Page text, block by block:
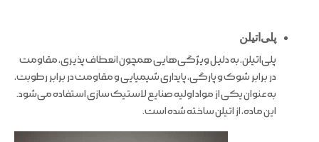
پلی‌اتیلن
پلی‌اتیلن، به دلیل ویژگی‌هایی همچون انعطاف پذیری، مقاومت
در برابر شوک و پارگی، پایداری شیمیایی و مقاومت در برابر رطوبت،
به عنوان یکی از مواد اولیه صنایع لاستیک سازی استفاده می‌شود.
این ماده، از اتیلن ساخته شده است.